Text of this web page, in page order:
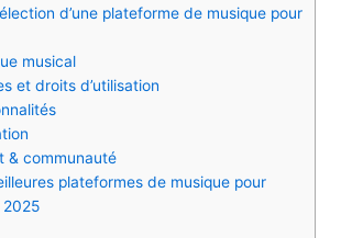
d’une plateforme de musique pour
musical
et droits d’utilisation
& communauté
plateformes de musique pour
2025